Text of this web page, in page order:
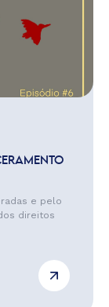
e pelo
direitos